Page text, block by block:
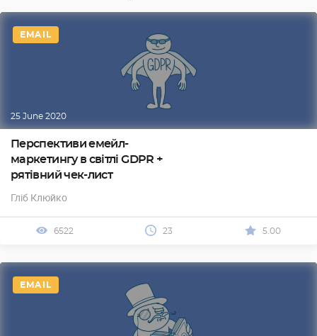
EMAIL
25 June 2020
Перспективи емейл-
маркетингу в світлі GDPR +
рятівний чек-лист
Гліб Клюйко
6522 23 5.00
EMAIL